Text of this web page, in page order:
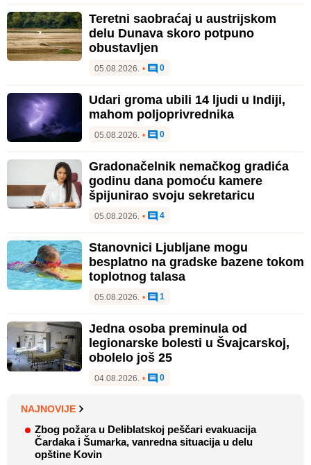
Teretni saobraćaj u austrijskom
delu Dunava skoro potpuno
obustavljen
05.08.2026. • 0
Udari groma ubili 14 ljudi u Indiji,
mahom poljoprivrednika
05.08.2026. • 0
Gradonačelnik nemačkog gradića
godinu dana pomoću kamere
špijunirao svoju sekretaricu
05.08.2026. • 4
Stanovnici Ljubljane mogu
besplatno na gradske bazene tokom
toplotnog talasa
05.08.2026. • 1
Jedna osoba preminula od
legionarske bolesti u Švajcarskoj,
obolelo još 25
04.08.2026. • 0
NAJNOVIJE
Zbog požara u Deliblatskoj peščari evakuacija
Čardaka i Šumarka, vanredna situacija u delu
opštine Kovin